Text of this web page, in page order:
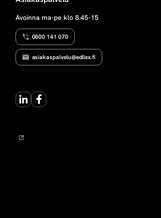
k
a
Avoinna ma-pe klo 8.45-15
0800 141 070
asiakaspalvelu@edilex.fi
LinkedInFacebook